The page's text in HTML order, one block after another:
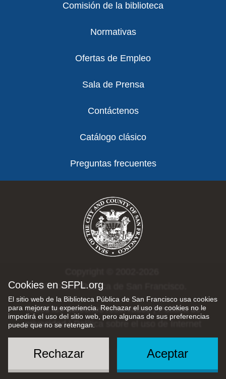
Cookies en SFPL.org
El sitio web de la Biblioteca Pública de San Francisco usa cookies
para mejorar tu experiencia. Rechazar el uso de cookies no le
impedirá el uso del sitio web, pero algunas de sus preferencias
puede que no se retengan.
Aceptar
Rechazar
Comisión de la biblioteca
Normativas
Ofertas de Empleo
Sala de Prensa
Contáctenos
Catálogo clásico
Preguntas frecuentes
Biblioteca Pública de San Francisco.
Todos los derechos reservados |Política de
privacidad|Política sobre el uso de Internet
Social
Menu